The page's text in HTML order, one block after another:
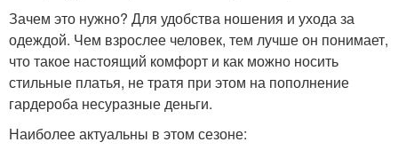
Зачем это нужно? Для удобства ношения и ухода за
одеждой. Чем взрослее человек, тем лучше он понимает,
что такое настоящий комфорт и как можно носить
стильные платья, не тратя при этом на пополнение
гардероба несуразные деньги.
Наиболее актуальны в этом сезоне: